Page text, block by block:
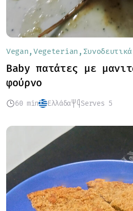
Vegan Vegeterian Συνοδευτικά
Baby πατάτες με
φούρνο
60 min Ελλάδα Serves 5